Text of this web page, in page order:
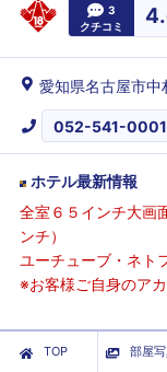
3
クチコミ
4.
愛知県名古屋市
052-541-0001
ホテル最新情報
全室６５インチ大画
ンチ）
ユーチューブ・ネト
※お客様ご自身のア
TOP 部屋